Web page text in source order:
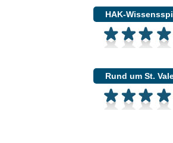
HAK-
Rund um St.